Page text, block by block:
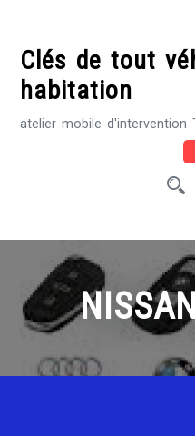
contentClés de tout
habitation
atelier mobile d'intervention